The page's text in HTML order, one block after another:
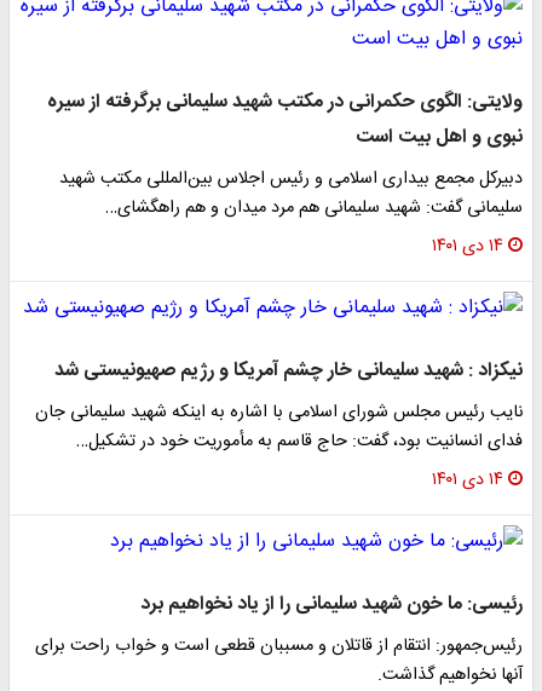
ولایتی: الگوی حکمرانی در مکتب شهید سلیمانی برگرفته از سیره
نبوی و اهل بیت است
دبیرکل مجمع بیداری اسلامی و رئیس اجلاس بین‌المللی مکتب شهید
سلیمانی گفت: شهید سلیمانی هم مرد میدان و هم راهگشای…
۱۴ دی ۱۴۰۱
نیکزاد : شهید سلیمانی خار چشم آمریکا و رژیم صهیونیستی شد
نایب رئیس مجلس شورای اسلامی با اشاره به اینکه شهید سلیمانی جان
فدای انسانیت بود، گفت: حاج قاسم به مأموریت خود در تشکیل…
۱۴ دی ۱۴۰۱
رئیسی: ما خون شهید سلیمانی را از یاد نخواهیم برد
رئیس‌جمهور: انتقام از قاتلان و مسببان قطعی است و خواب راحت برای
آنها نخواهیم گذاشت.